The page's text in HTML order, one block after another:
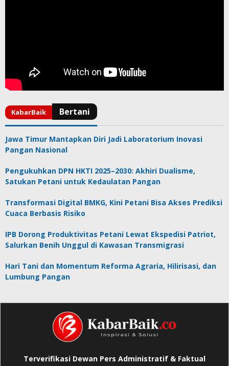
Jawa Timur Mantapkan Diri Jadi Laboratorium Inovasi
Pangan Nasional
Pengukuhkan DPN HKTI 2025–2030: Akhiri Dualisme,
Satukan Petani untuk Kedaulatan Pangan
Transformasi Digital BMKG, Kini Petani Bisa Akses Prediksi
Cuaca Berbasis Risiko
IPB Dorong Produktivitas Petani Lewat Ekspedisi Patriot,
Salurkan Benih Unggul di Kawasan Transmigrasi
Hari Tani dan Momentum Reforma Agraria, Hilirisasi, dan
Lumbung Pangan
Terverifikasi Dewan Pers Administratif & Faktual